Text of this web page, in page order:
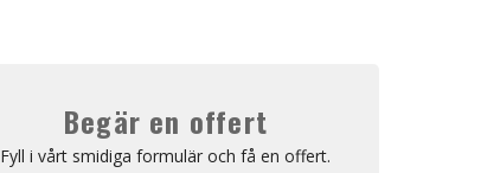
Begär en offert
Fyll i vårt smidiga formulär och få en offert.